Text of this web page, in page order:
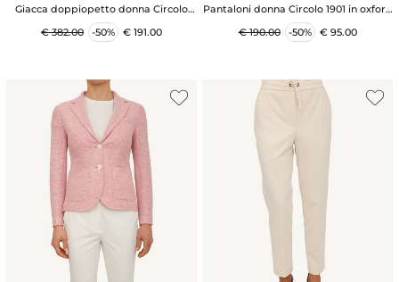
Giacca doppiopetto donna Circolo
1901 in oxfort celeste
€ 382.00
-50% € 191.00
Pantaloni donna Circolo 1901 in oxford
celeste
€ 190.00
-50% € 95.00